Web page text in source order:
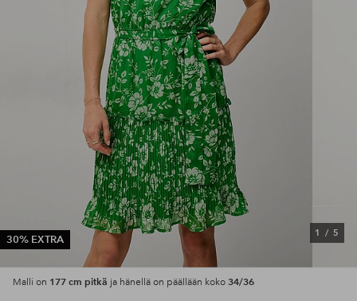
30% EXTRA
1 / 5
Malli on 177 cm pitkä ja hänellä on päällään koko 34/36